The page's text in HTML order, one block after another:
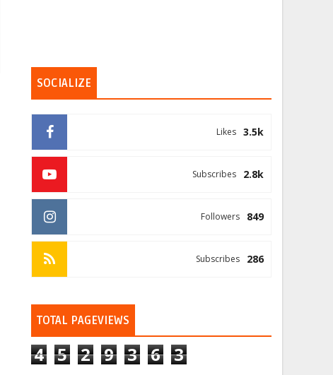
SOCIALIZE
3.5k
Likes
2.8k
Subscribes
849
Followers
286
Subscribes
TOTAL PAGEVIEWS
4 5 2 9 3 6 3